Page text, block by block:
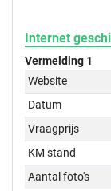
Internet
Vermelding 1
Website
Datum
Vraagprijs
KM stand
Aantal foto's